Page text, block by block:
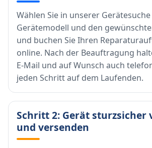
Wählen Sie in unserer
Gerätemodell und den
und buchen Sie Ihren
online. Nach der Beauftragung
E-Mail und auf Wunsch auch
jeden Schritt auf dem Laufenden.
Schritt 2: Gerät sturzsicher
und versenden